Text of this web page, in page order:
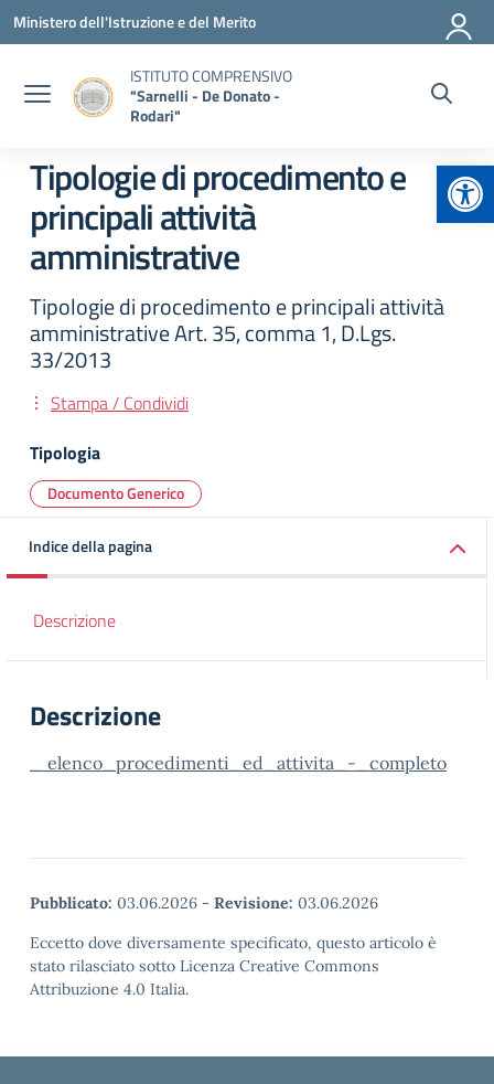
Vai ai contenuti
Vai al menu di navigazione
Vai al footer
Ministero dell'Istruzione e del Merito
ISTITUTO COMPRENSIVO
"Sarnelli - De Donato -
Rodari"
Tipologie di procedimento e
principali attività
amministrative
Tipologie di procedimento e principali attività
amministrative Art. 35, comma 1, D.Lgs.
33/2013
Stampa / Condividi
Tipologia
Documento Generico
Indice della pagina
Descrizione
Descrizione
_ elenco_procedimenti_ed_attivita_-_completo
Pubblicato: 03.06.2026 - Revisione: 03.06.2026
Eccetto dove diversamente specificato, questo articolo è
stato rilasciato sotto Licenza Creative Commons
Attribuzione 4.0 Italia.